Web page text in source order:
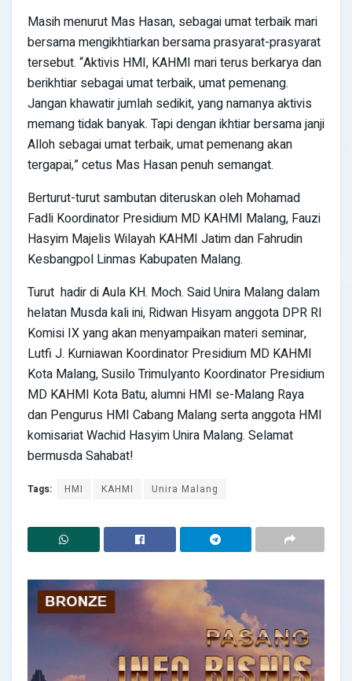
Masih menurut Mas Hasan, sebagai umat terbaik mari
bersama mengikhtiarkan bersama prasyarat-prasyarat
tersebut. “Aktivis HMI, KAHMI mari terus berkarya dan
berikhtiar sebagai umat terbaik, umat pemenang.
Jangan khawatir jumlah sedikit, yang namanya aktivis
memang tidak banyak. Tapi dengan ikhtiar bersama janji
Alloh sebagai umat terbaik, umat pemenang akan
tergapai,” cetus Mas Hasan penuh semangat.
Berturut-turut sambutan diteruskan oleh Mohamad
Fadli Koordinator Presidium MD KAHMI Malang, Fauzi
Hasyim Majelis Wilayah KAHMI Jatim dan Fahrudin
Kesbangpol Linmas Kabupaten Malang.
Turut hadir di Aula KH. Moch. Said Unira Malang dalam
helatan Musda kali ini, Ridwan Hisyam anggota DPR RI
Komisi IX yang akan menyampaikan materi seminar,
Lutfi J. Kurniawan Koordinator Presidium MD KAHMI
Kota Malang, Susilo Trimulyanto Koordinator Presidium
MD KAHMI Kota Batu, alumni HMI se-Malang Raya
dan Pengurus HMI Cabang Malang serta anggota HMI
komisariat Wachid Hasyim Unira Malang. Selamat
bermusda Sahabat!
Tags: HMI KAHMI Unira Malang